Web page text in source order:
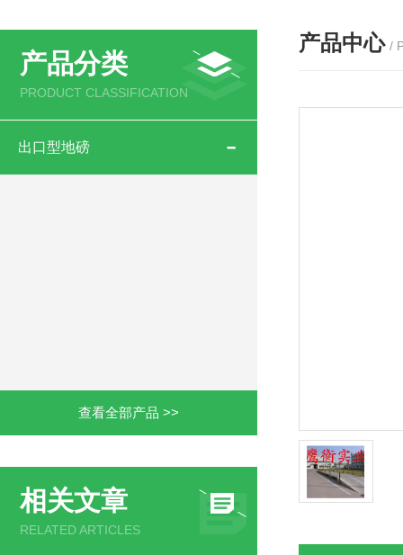
产品分类
PRODUCT CLASSIFICATION
出口型地磅
查看全部产品 >>
相关文章
RELATED ARTICLES
产品中心 /